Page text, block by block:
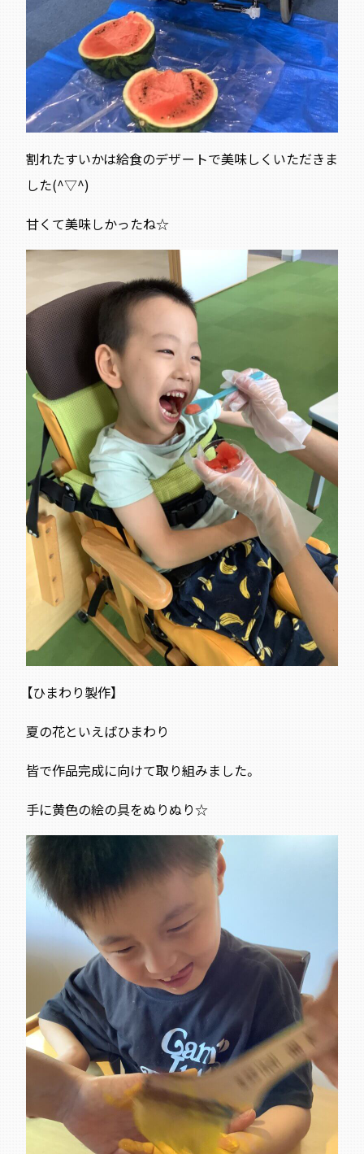
割れたすいかは給食のデザートで美味しくいただきま
した(^▽^)
甘くて美味しかったね☆
【ひまわり製作】
夏の花といえばひまわり
皆で作品完成に向けて取り組みました。
手に黄色の絵の具をぬりぬり☆